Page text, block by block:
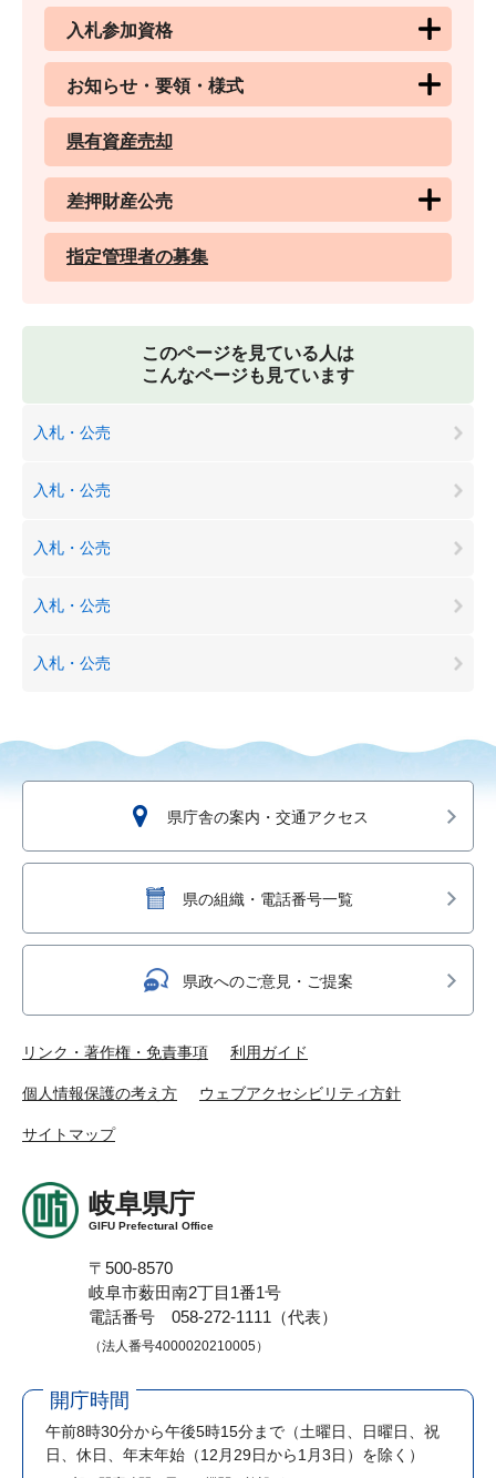
入札参加資格
お知らせ・要領・様式
県有資産売却
差押財産公売
指定管理者の募集
このページを見ている人は
こんなページも見ています
入札・公売
入札・公売
入札・公売
入札・公売
入札・公売
県庁舎の案内・交通アクセス
県の組織・電話番号一覧
県政へのご意見・ご提案
リンク・著作権・免責事項 利用ガイド
個人情報保護の考え方 ウェブアクセシビリティ方針
サイトマップ
岐阜県庁
GIFU Prefectural Office
〒500-8570
岐阜市薮田南2丁目1番1号
電話番号 058-272-1111（代表）
（法人番号4000020210005）
開庁時間
午前8時30分から午後5時15分まで （土曜日、日曜日、祝
日、休日、年末年始（12月29日から1月3日）を除く）